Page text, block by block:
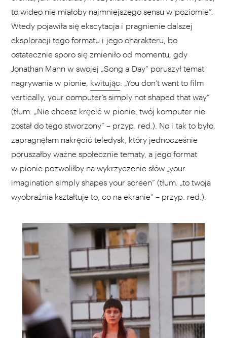
to wideo nie miałoby najmniejszego sensu w poziomie”.
Wtedy pojawiła się ekscytacja i pragnienie dalszej
eksploracji tego formatu i jego charakteru, bo
ostatecznie sporo się zmieniło od momentu, gdy
Jonathan Mann w swojej „Song a Day” poruszył temat
nagrywania w pionie, kwitując: „You don’t want to film
vertically, your computer’s simply not shaped that way”
(tłum. „Nie chcesz kręcić w pionie, twój komputer nie
został do tego stworzony” – przyp. red.). No i tak to było,
zapragnęłam nakręcić teledysk, który jednocześnie
poruszałby ważne społecznie tematy, a jego format
w pionie pozwoliłby na wykrzyczenie słów „your
imagination simply shapes your screen” (tłum. „to twoja
wyobraźnia kształtuje to, co na ekranie” – przyp. red.).